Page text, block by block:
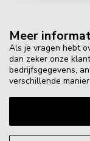
Meer
Als je vragen hebt
dan zeker onze
bedrijfsgegevens,
verschillende